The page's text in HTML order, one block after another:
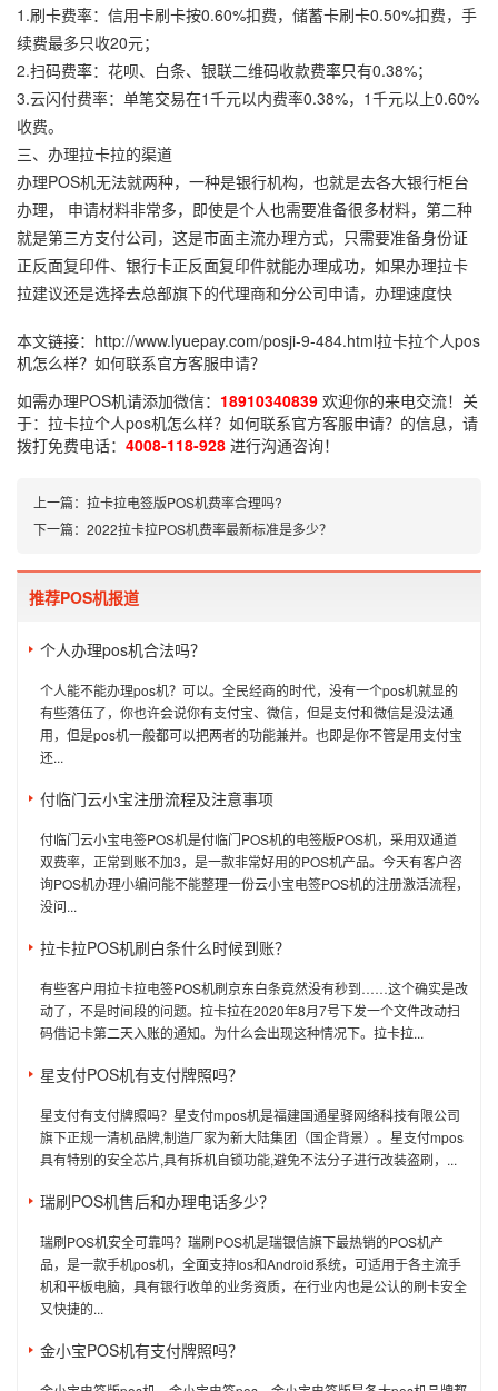
1.刷卡费率：信用卡刷卡按0.60%扣费，储蓄卡刷卡0.50%扣费，手
续费最多只收20元；
2.扫码费率：花呗、白条、银联二维码收款费率只有0.38%；
3.云闪付费率：单笔交易在1千元以内费率0.38%，1千元以上0.60%
收费。
三、办理拉卡拉的渠道
办理POS机无法就两种，一种是银行机构，也就是去各大银行柜台
办理， 申请材料非常多，即使是个人也需要准备很多材料，第二种
就是第三方支付公司，这是市面主流办理方式，只需要准备身份证
正反面复印件、银行卡正反面复印件就能办理成功，如果办理拉卡
拉建议还是选择去总部旗下的代理商和分公司申请，办理速度快
本文链接： http://www.lyuepay.com/posji-9-484.html拉卡拉个人pos
机怎么样？如何联系官方客服申请？
如需办理POS机请添加微信： 18910340839 欢迎你的来电交流！关
于： 拉卡拉个人pos机怎么样？如何联系官方客服申请？ 的信息，请
拨打免费电话： 4008-118-928 进行沟通咨询！
上一篇： 拉卡拉电签版POS机费率合理吗?
下一篇： 2022拉卡拉POS机费率最新标准是多少？
推荐POS机报道
个人办理pos机合法吗？
个人能不能办理pos机？可以。全民经商的时代，没有一个pos机就显的
有些落伍了，你也许会说你有支付宝、微信，但是支付和微信是没法通
用，但是pos机一般都可以把两者的功能兼并。也即是你不管是用支付宝
还...
付临门云小宝注册流程及注意事项
付临门云小宝电签POS机是付临门POS机的电签版POS机，采用双通道
双费率，正常到账不加3，是一款非常好用的POS机产品。今天有客户咨
询POS机办理小编问能不能整理一份云小宝电签POS机的注册激活流程，
没问...
拉卡拉POS机刷白条什么时候到账？
有些客户用拉卡拉电签POS机刷京东白条竟然没有秒到……这个确实是改
动了，不是时间段的问题。拉卡拉在2020年8月7号下发一个文件改动扫
码借记卡第二天入账的通知。为什么会出现这种情况下。拉卡拉...
星支付POS机有支付牌照吗？
星支付有支付牌照吗？星支付mpos机是福建国通星驿网络科技有限公司
旗下正规一清机品牌,制造厂家为新大陆集团（国企背景）。星支付mpos
具有特别的安全芯片,具有拆机自锁功能,避免不法分子进行改装盗刷，...
瑞刷POS机售后和办理电话多少？
瑞刷POS机安全可靠吗？瑞刷POS机是瑞银信旗下最热销的POS机产
品，是一款手机pos机，全面支持Ios和Android系统，可适用于各主流手
机和平板电脑，具有银行收单的业务资质，在行业内也是公认的刷卡安全
又快捷的...
金小宝POS机有支付牌照吗？